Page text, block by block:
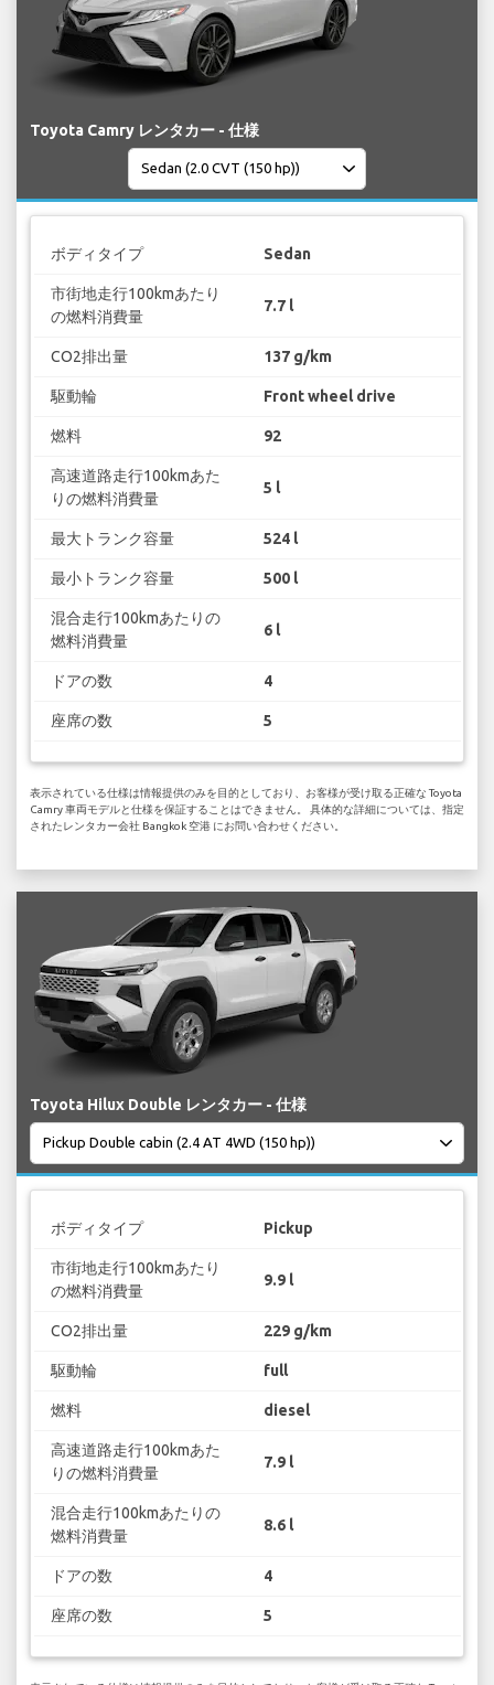
Toyota Camry レンタカー - 仕様
ボディタイプ Sedan
市街地走行100kmあたり
の燃料消費量
7.7 l
CO2排出量 137 g/km
駆動輪 Front wheel drive
燃料 92
高速道路走行100kmあた
りの燃料消費量
5 l
最大トランク容量 524 l
最小トランク容量 500 l
混合走行100kmあたりの
燃料消費量
6 l
ドアの数 4
座席の数 5
表示されている仕様は情報提供のみを目的としており、お客様が受け取る正確な Toyota
Camry 車両モデルと仕様を保証することはできません。 具体的な詳細については、指定
されたレンタカー会社 Bangkok 空港 にお問い合わせください。
Toyota Hilux Double レンタカー - 仕様
ボディタイプ Pickup
市街地走行100kmあたり
の燃料消費量
9.9 l
CO2排出量 229 g/km
駆動輪 full
燃料 diesel
高速道路走行100kmあた
りの燃料消費量
7.9 l
混合走行100kmあたりの
燃料消費量
8.6 l
ドアの数 4
座席の数 5